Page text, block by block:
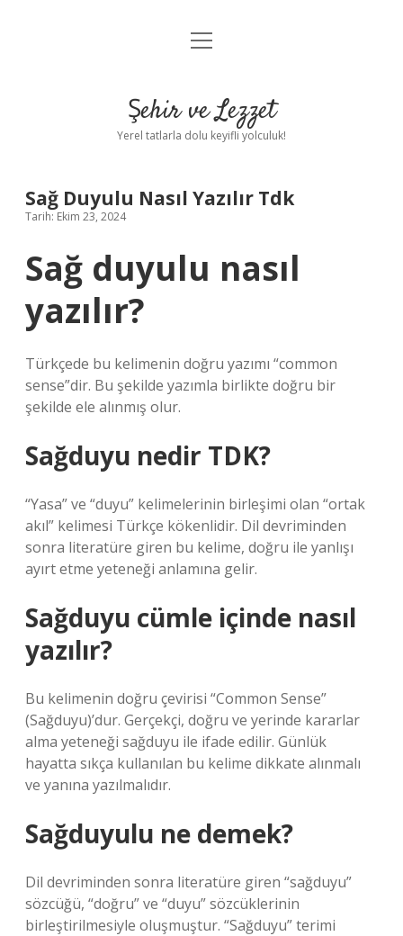
Anasayfa
Yasal Uyarı
menüyü
Şehir ve Lezzet
Yerel tatlarla dolu keyifli yolculuk!
Sağ Duyulu Nasıl Yazılır Tdk
Tarih: Ekim 23, 2024
Sağ duyulu nasıl
yazılır?
Türkçede bu kelimenin doğru yazımı “common
sense”dir. Bu şekilde yazımla birlikte doğru bir
şekilde ele alınmış olur.
Sağduyu nedir TDK?
“Yasa” ve “duyu” kelimelerinin birleşimi olan “ortak
akıl” kelimesi Türkçe kökenlidir. Dil devriminden
sonra literatüre giren bu kelime, doğru ile yanlışı
ayırt etme yeteneği anlamına gelir.
Sağduyu cümle içinde nasıl
yazılır?
Bu kelimenin doğru çevirisi “Common Sense”
(Sağduyu)’dur. Gerçekçi, doğru ve yerinde kararlar
alma yeteneği sağduyu ile ifade edilir. Günlük
hayatta sıkça kullanılan bu kelime dikkate alınmalı
ve yanına yazılmalıdır.
Sağduyulu ne demek?
Dil devriminden sonra literatüre giren “sağduyu”
sözcüğü, “doğru” ve “duyu” sözcüklerinin
birleştirilmesiyle oluşmuştur. “Sağduyu” terimi